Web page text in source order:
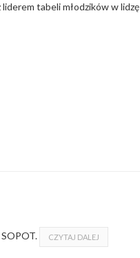
tabeli młodzików w lidzę
SOPOT. CZYTAJ DALEJ